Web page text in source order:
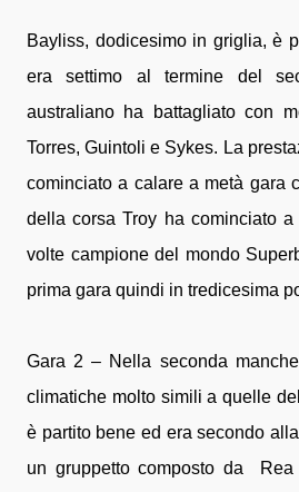
Bayliss, dodicesimo in griglia, è
era settimo al termine del
australiano ha battagliato con
Torres, Guintoli e Sykes. La
cominciato a calare a metà gara
della corsa Troy ha cominciato
volte campione del mondo
prima gara quindi in tredicesima
Gara 2 – Nella seconda
climatiche molto simili a quelle
è partito bene ed era secondo
un gruppetto composto da